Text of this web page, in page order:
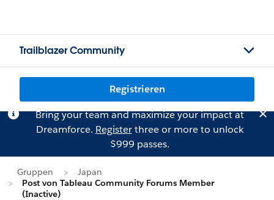
Trailblazer Community
Registrieren
Bring your team and maximize your impact at
Dreamforce. Registerthree or more to unlock
$999 passes.
Gruppen
Japan
Post von Tableau Community Forums Member
(Inactive)